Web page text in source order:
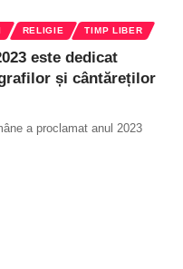
RELIGIE TIMP LIBER
este dedicat
și cântăreților
a proclamat anul 2023